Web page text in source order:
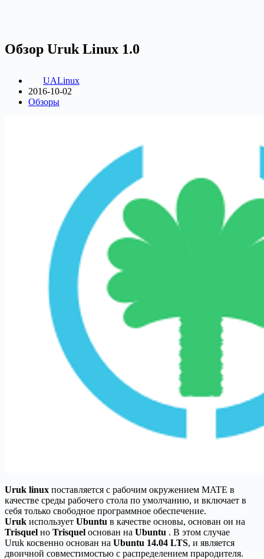
Обзор Uruk Linux 1.0
UALinux
2016-10-02
Обзоры
Uruk linux поставляется с рабочим окружением MATE в
качестве среды рабочего стола по умолчанию, и включает в
себя только свободное программное обеспечение.
Uruk использует Ubuntu в качестве основы, основан он на
Trisquel но Trisquel основан на Ubuntu . В этом случае
Uruk косвенно основан на Ubuntu 14.04 LTS, и является
двоичной совместимостью с распределением прародителя.